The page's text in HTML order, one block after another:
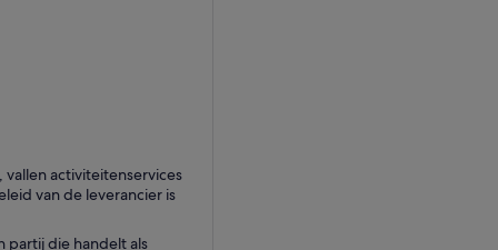
activiteitenservices
van de leverancier is
partij die handelt als